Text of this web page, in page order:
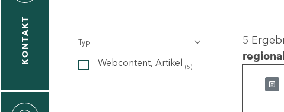
KONTAKT Typ
Webcontent, Artikel (5)
5